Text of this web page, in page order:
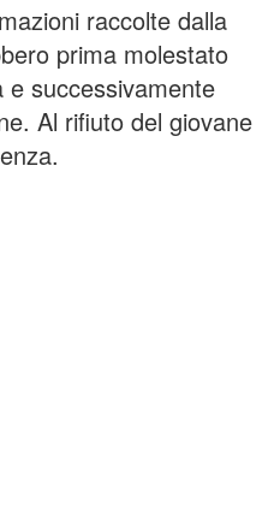
raccolte dalla
prima molestato
successivamente
Al rifiuto del giovane